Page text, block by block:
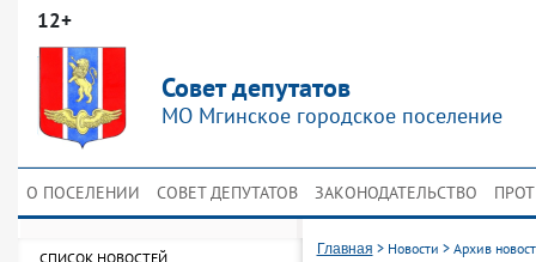
12+
Совет депутатов
МО Мгинское городское поселение
О ПОСЕЛЕНИИ СОВЕТ ДЕПУТАТОВ ЗАКОНОДАТЕЛЬСТВО
СПИСОК НОВОСТЕЙ Главная > Новости > Архив